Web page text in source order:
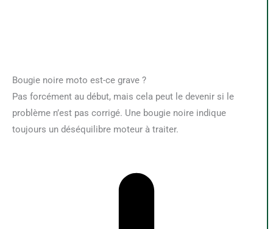
Bougie noire moto est-ce grave ?
Pas forcément au début, mais cela peut le devenir si le
problème n’est pas corrigé. Une bougie noire indique
toujours un déséquilibre moteur à traiter.